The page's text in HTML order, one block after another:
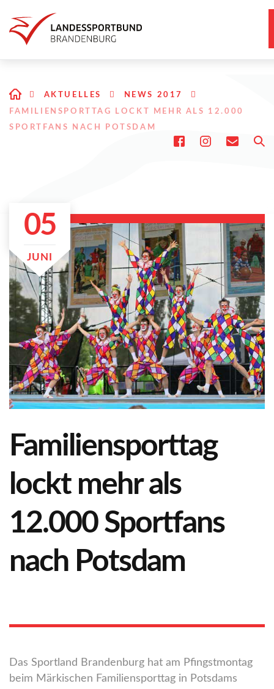
AKTUELLES NEWS 2017
FAMILIENSPORTTAG LOCKT MEHR ALS 12.000
SPORTFANS NACH POTSDAM
05
JUNI
Familiensporttag
lockt mehr als
12.000 Sportfans
nach Potsdam
Das Sportland Brandenburg hat am Pfingstmontag
beim Märkischen Familiensporttag in Potsdams